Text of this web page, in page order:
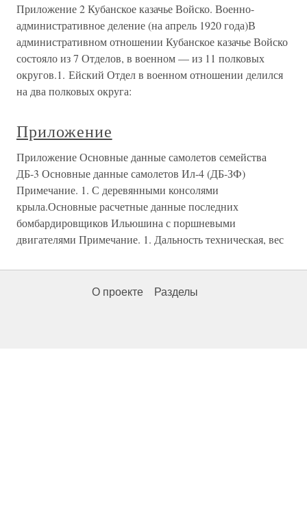
Приложение 2 Кубанское казачье Войско. Военно-
административное деление (на апрель 1920 года)В
административном отношении Кубанское казачье Войско
состояло из 7 Отделов, в военном — из 11 полковых
округов.1. Ейский Отдел в военном отношении делился
на два полковых округа:
Приложение
Приложение Основные данные самолетов семейства
ДБ-3 Основные данные самолетов Ил-4 (ДБ-ЗФ)
Примечание. 1. С деревянными консолями
крыла.Основные расчетные данные последних
бомбардировщиков Ильюшина с поршневыми
двигателями Примечание. 1. Дальность техническая, вес
О проекте Разделы